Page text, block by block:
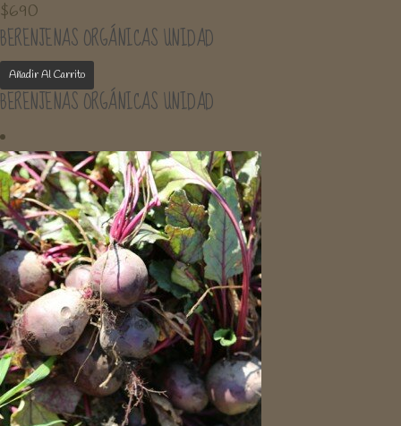
$690
BERENJENAS ORGÁNICAS UNIDAD
Añadir Al Carrito
BERENJENAS ORGÁNICAS UNIDAD